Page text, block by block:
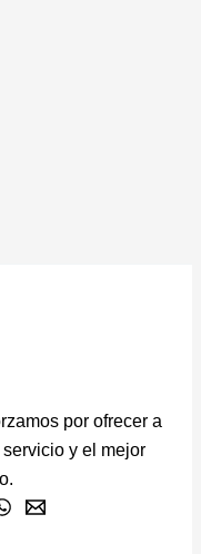
por ofrecer a
y el mejor